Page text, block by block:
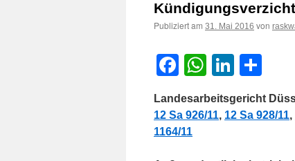
Publiziert am 31. Mai 2016 von
Facebook
Landesarbeitsgericht
12 Sa 926/11, 12 Sa 928/11,
1164/11